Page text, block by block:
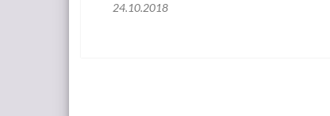
24.10.2018